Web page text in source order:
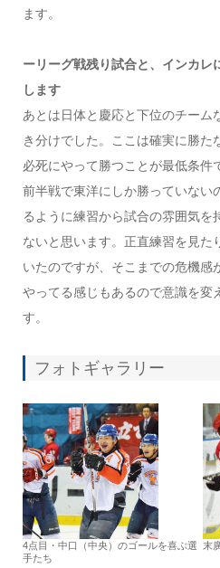
ます。
ーリーグ戦残り試合と、インカレ
します
あとは日体と慶応と下位のチーム
き分けでした。ここは確実に勝た
必死にやって勝つことが最低条件
前半戦で東洋にしか勝っていない
るように練習から試合の雰囲気を
ないと思います。正直練習を見た
いたのですが、そこまでの危機感
やってる感じもあるので意識を変
す。
フォトギャラリー
4点目・中口（中央）のゴールを喜ぶ選
手たち
末